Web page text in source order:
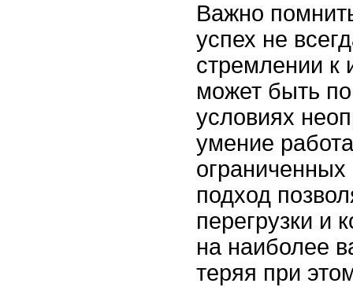
Важно
успех не
стремлении к
может быть
условиях
умение
подход
перегрузки и
на наиболее
теряя при